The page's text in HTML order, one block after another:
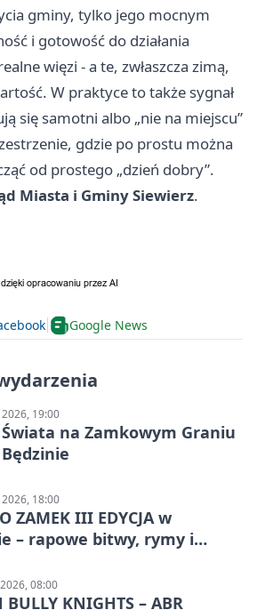
gminy, tylko jego mocnym
i gotowość do działania
więzi - a te, zwłaszcza zimą,
W praktyce to także sygnał
się samotni albo „nie na miejscu”
gdzie po prostu można
od prostego „dzień dobry”.
Miasta i Gminy Siewierz.
Google News
19:00
na Zamkowym Graniu
18:00
ZAMEK III EDYCJA w
– rapowe bitwy, rymy i
08:00
BULLY KNIGHTS – ABR